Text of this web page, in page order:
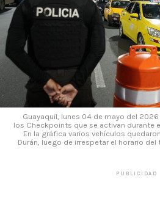
Guayaquil, lunes 04 de mayo del
los Checkpoints que se activan durante
En la gráfica varios vehículos
Durán, luego de irrespetar el horario
PUBLICIDAD